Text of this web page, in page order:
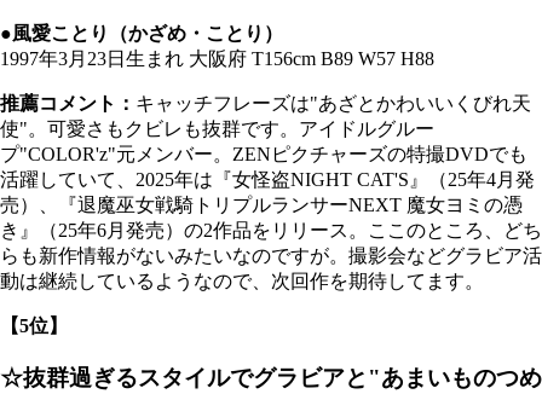
●風愛ことり（かざめ・ことり）
1997年3月23日生まれ 大阪府 T156cm B89 W57 H88
推薦コメント： キャッチフレーズは"あざとかわいいくびれ天
使"。可愛さもクビレも抜群です。アイドルグルー
プ"COLOR'z"元メンバー。ZENピクチャーズの特撮DVDでも
活躍していて、2025年は『女怪盗NIGHT CAT'S』（25年4月発
売）、『退魔巫女戦騎トリプルランサーNEXT 魔女ヨミの憑
き』（25年6月発売）の2作品をリリース。ここのところ、どち
らも新作情報がないみたいなのですが。撮影会などグラビア活
動は継続しているようなので、次回作を期待してます。
【5位】
☆抜群過ぎるスタイルでグラビアと"あまいものつめ